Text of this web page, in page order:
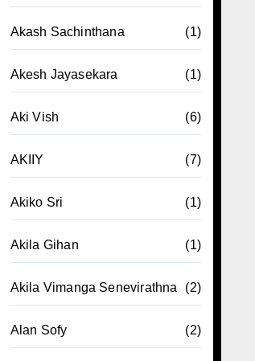
Akash Sachinthana (1)
Akesh Jayasekara (1)
Aki Vish (6)
AKIIY (7)
Akiko Sri (1)
Akila Gihan (1)
Akila Vimanga Senevirathna (2)
Alan Sofy (2)